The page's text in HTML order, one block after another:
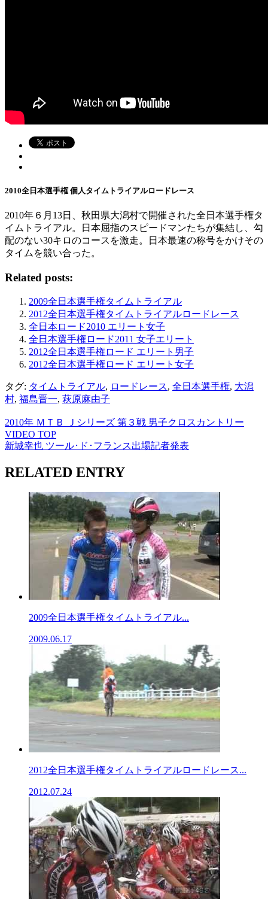
2010全日本選手権 個人タイムトライアルロードレース
2010年６月13日、秋田県大潟村で開催された全日本選手権タ
イムトライアル。日本屈指のスピードマンたちが集結し、勾
配のない30キロのコースを激走。日本最速の称号をかけその
タイムを競い合った。
Related posts:
2009全日本選手権タイムトライアル
2012全日本選手権タイムトライアルロードレース
全日本ロード2010 エリート女子
全日本選手権ロード2011 女子エリート
2012全日本選手権ロード エリート男子
2012全日本選手権ロード エリート女子
タグ: タイムトライアル, ロードレース, 全日本選手権, 大潟
村, 福島晋一, 萩原麻由子
2010年 ＭＴＢ Ｊシリーズ 第３戦 男子クロスカントリー
VIDEO TOP
新城幸也 ツール･ド･フランス出場記者発表
RELATED ENTRY
2009全日本選手権タイムトライアル...
2009.06.17
2012全日本選手権タイムトライアルロードレース...
2012.07.24